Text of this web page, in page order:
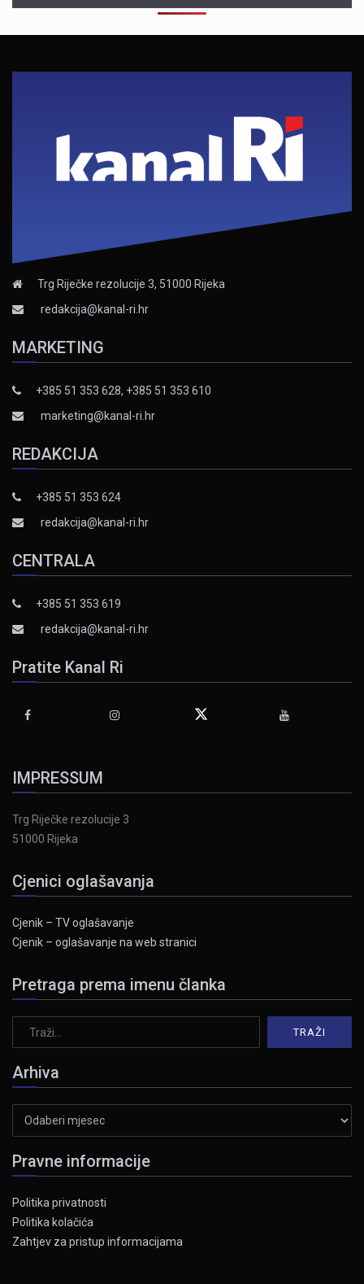
Trg Riječke rezolucije 3, 51000 Rijeka
redakcija@kanal-ri.hr
MARKETING
+385 51 353 628, +385 51 353 610
marketing@kanal-ri.hr
REDAKCIJA
+385 51 353 624
redakcija@kanal-ri.hr
CENTRALA
+385 51 353 619
redakcija@kanal-ri.hr
Pratite Kanal Ri
IMPRESSUM
Trg Riječke rezolucije 3
51000 Rijeka
Cjenici oglašavanja
Cjenik – TV oglašavanje
Cjenik – oglašavanje na web stranici
Pretraga prema imenu članka
Arhiva
Pravne informacije
Politika privatnosti
Politika kolačića
Zahtjev za pristup informacijama